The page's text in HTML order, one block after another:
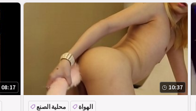
08:17 10:37
محلية الصنع الهواة